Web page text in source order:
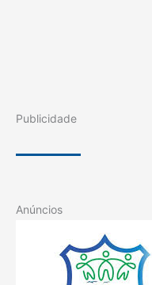
Publicidade
Anúncios